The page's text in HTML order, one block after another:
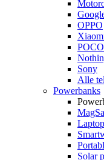
OPPO
POCO
Sony
Alle
Powerbanks
Solar